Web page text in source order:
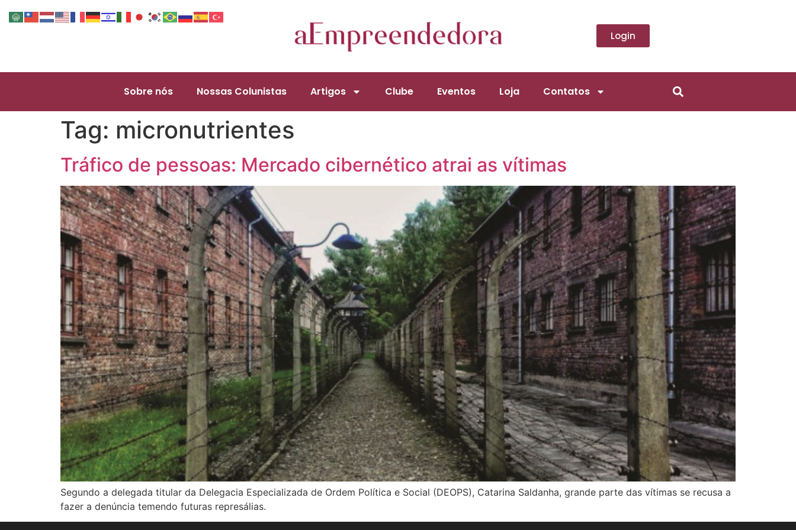
Login
Sobre nós Nossas Colunistas Artigos Clube Eventos Loja Contatos
Tag: micronutrientes
Tráfico de pessoas: Mercado cibernético atrai as vítimas
Segundo a delegada titular da Delegacia Especializada de Ordem Política e Social (DEOPS), Catarina Saldanha, grande parte das vítimas se recusa a
fazer a denúncia temendo futuras represálias.